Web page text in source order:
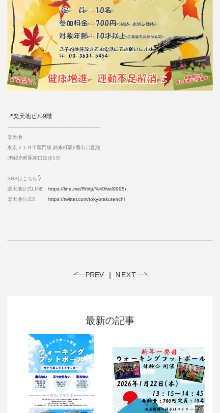
📍楽天地ビル9階
‐‐‐‐‐‐‐‐‐‐‐‐‐‐‐‐‐‐‐‐‐‐‐‐‐‐‐‐‐‐‐‐‐‐‐‐‐‐‐‐‐‐‐‐‐‐‐‐‐‐‐‐‐‐‐‐‐‐‐‐‐‐‐
楽天地
東京メトロ半蔵門線 錦糸町駅2番出口直結
JR錦糸町駅南口徒歩1分
SNSはこちら👇
楽天地公式LINE https://line.me/R/ti/p/%40fwd9995r
楽天地公式X https://twitter.com/tokyorakutenchi
PREV NEXT
最新の記事